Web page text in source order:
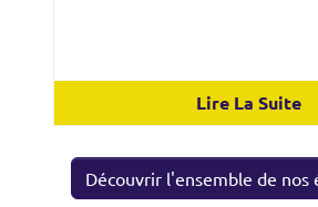
Lire La Suite
Découvrir l'ensemble de nos